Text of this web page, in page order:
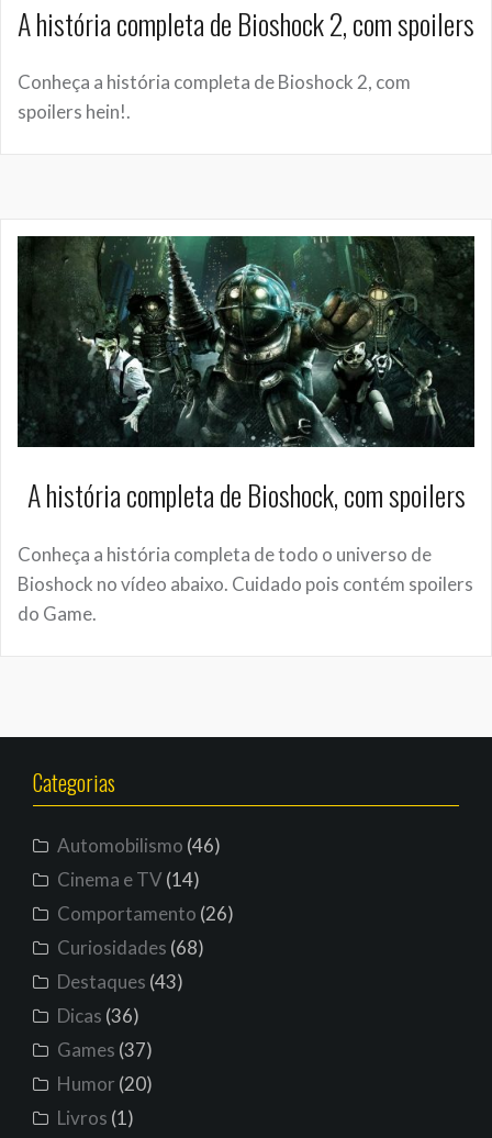
A história completa de Bioshock 2, com spoilers
Conheça a história completa de Bioshock 2, com
spoilers hein!.
A história completa de Bioshock, com spoilers
Conheça a história completa de todo o universo de
Bioshock no vídeo abaixo. Cuidado pois contém spoilers
do Game.
Categorias
Automobilismo (46)
Cinema e TV(14)
Comportamento (26)
Curiosidades (68)
Destaques (43)
Dicas (36)
Games (37)
Humor (20)
Livros (1)